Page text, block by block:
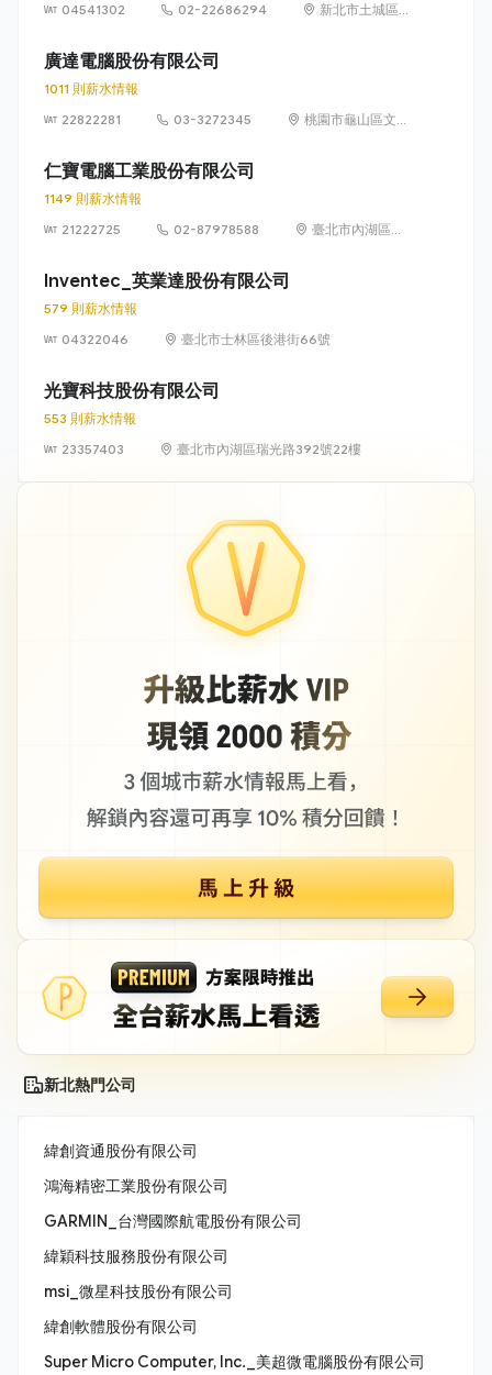
04541302
02-22686294
新北市土城區中
廣達電腦股份有限公司
1011 則薪水情報
22822281
03-3272345
桃園市龜山區文化
仁寶電腦工業股份有限公司
1149 則薪水情報
21222725
02-87978588
臺北市內湖區瑞
Inventec_英業達股份有限公司
579 則薪水情報
04322046
臺北市士林區後港街66號
光寶科技股份有限公司
553 則薪水情報
23357403
臺北市內湖區瑞光路392號22樓
新北熱門公司
緯創資通股份有限公司
鴻海精密工業股份有限公司
GARMIN_台灣國際航電股份有限公司
緯穎科技服務股份有限公司
msi_微星科技股份有限公司
緯創軟體股份有限公司
Super Micro Computer, Inc._美超微電腦股份有限公司